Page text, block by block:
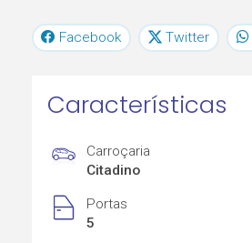
Facebook Twitter
Características
Carroçaria
Citadino
Portas
5